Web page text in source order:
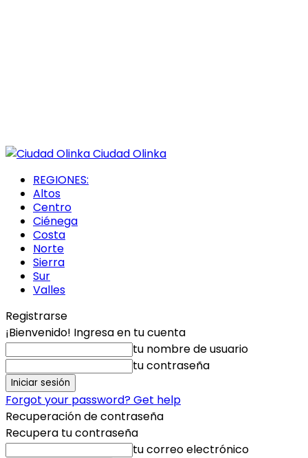
Ciudad Olinka
REGIONES:
Altos
Centro
Ciénega
Costa
Norte
Sierra
Sur
Valles
Registrarse
¡Bienvenido! Ingresa en tu cuenta
tu nombre de usuario
tu contraseña
Forgot your password? Get help
Recuperación de contraseña
Recupera tu contraseña
tu correo electrónico